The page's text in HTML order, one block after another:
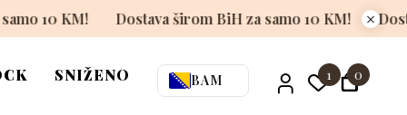
BiH za samo 10 KM! Dostava širom BiH za samo 10
SNIŽENO BAM 1 0